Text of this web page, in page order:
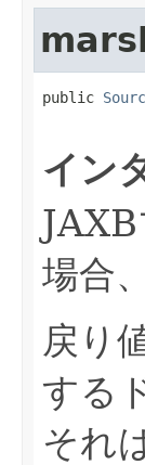
public
イン
場合
戻り
する
それ